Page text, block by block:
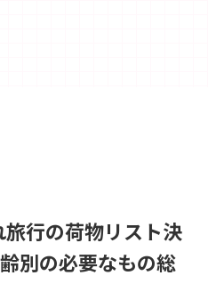
旅行の荷物リスト決
別の必要なもの総